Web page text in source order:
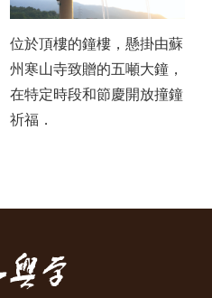
位於頂樓的鐘樓，懸掛由蘇
州寒山寺致贈的五噸大鐘，
在特定時段和節慶開放撞鐘
祈福．